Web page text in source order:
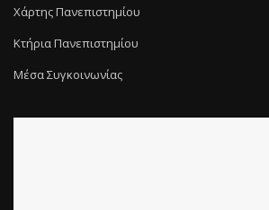
Χάρτης Πανεπιστημίου
Κτήρια Πανεπιστημίου
Μέσα Συγκοινωνίας